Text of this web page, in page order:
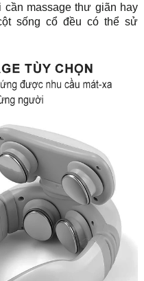
massage thư giãn hay
sống cổ đều có thể sử